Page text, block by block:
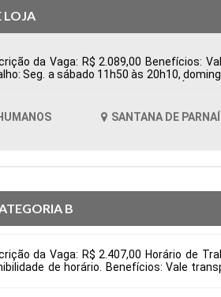
LOJA
da Vaga: R$ 2.089,00 Benefícios:
Seg. a sábado 11h50 às 20h10,
SANTANA DE
B
da Vaga: R$ 2.407,00 Horário de
de horário. Benefícios: Vale